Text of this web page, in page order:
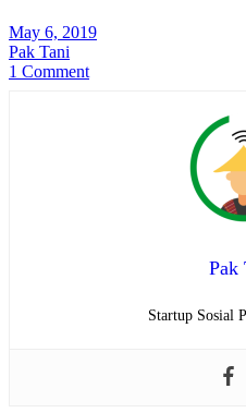
May 6, 2019
Pak Tani
1 Comment
Pak
Startup Sosial